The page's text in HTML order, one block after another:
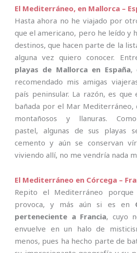
El Mediterráneo, en Mallorca –
Hasta ahora no he viajado por
que el americano, pero he leído y
destinos, que hacen parte de la
alguna vez quiero conocer.
playas de Mallorca en España,
recomendado mis amigas
país peninsular. La razón, es que
bañada por el Mar Mediterráneo,
montañosos y llanuras.
pastel, algunas de sus playas
cemento y aún se conservan
viviendo allí, no me vendría nada
El Mediterráneo en Córcega –
Repito el Mediterráneo
provoca, y más aún si es en
perteneciente a Francia, cuyo
envuelve en un halo de
menos, pues ha hecho parte de